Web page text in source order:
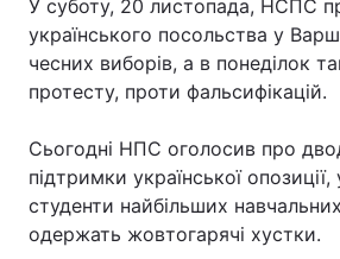
У суботу, 20 листопада, НСПС
українського посольства у
чесних виборів, а в понеділок
протесту, проти фальсифікацій.
Сьогодні НПС оголосив про
підтримки української
студенти найбільших
одержать жовтогарячі хустки.